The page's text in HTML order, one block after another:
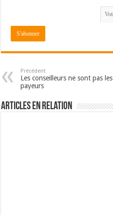
Précédent
Les conseilleurs ne sont pas les
payeurs
Articles en relation